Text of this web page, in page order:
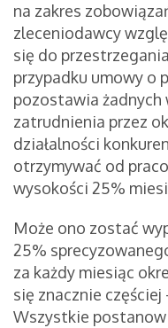
na zakres
zleceniodawcy
się do
przypadku umowy o
pozostawia
zatrudnienia przez
działalności
otrzymywać od
wysokości 25%
Może ono zostać
25%
za każdy miesiąc
się znacznie
Wszystkie